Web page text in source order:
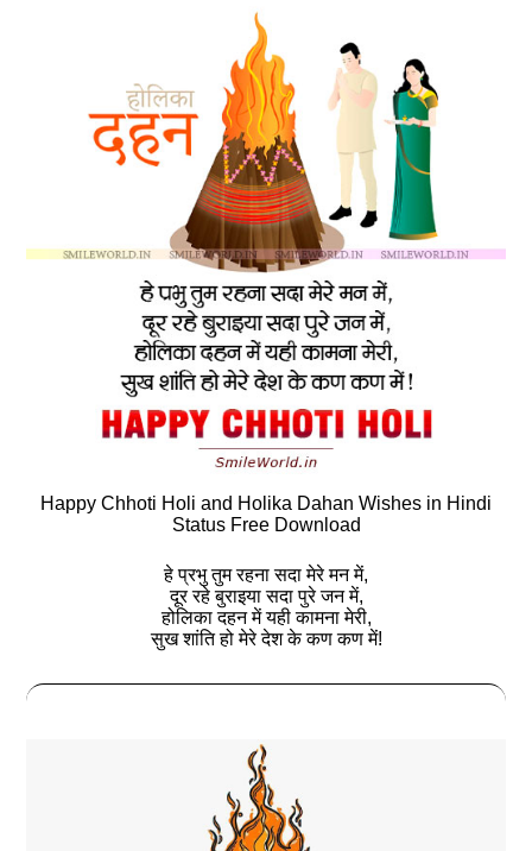
Happy Chhoti Holi and Holika Dahan Wishes in Hindi
Status Free Download
हे प्रभु तुम रहना सदा मेरे मन में,
दूर रहे बुराइया सदा पुरे जन में,
होलिका दहन में यही कामना मेरी,
सुख शांति हो मेरे देश के कण कण में!